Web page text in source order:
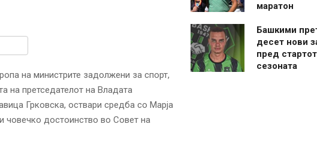
на министрите задолжени за спорт,
на претседателот на Владата
Грковска, оствари средба со Марја
човечко достоинство во Совет на
маратон
Башкими
десет нови
пред
сезоната